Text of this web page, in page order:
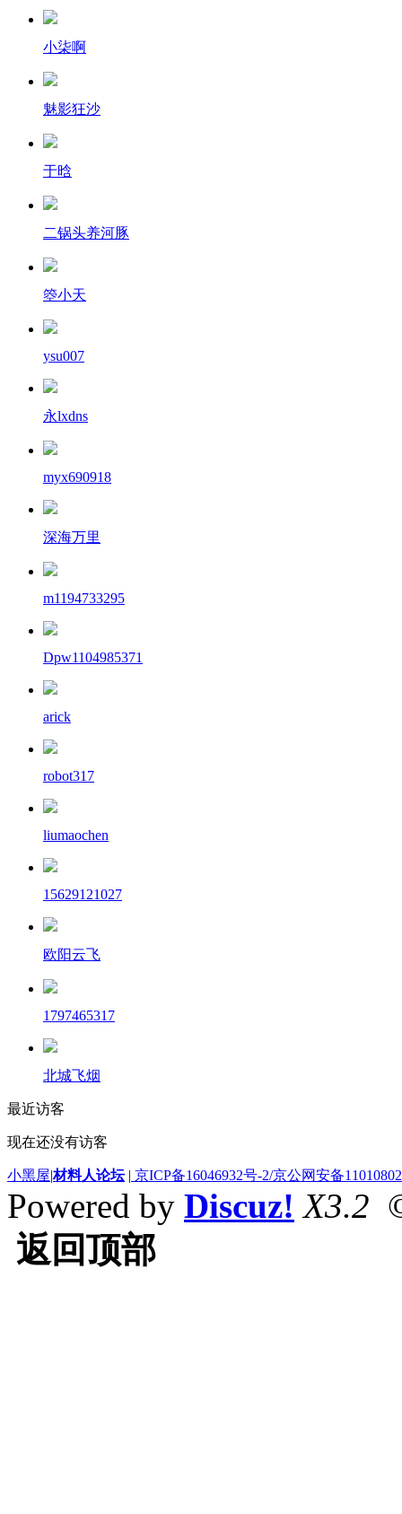
小柒啊
魅影狂沙
于晗
二锅头养河豚
箜小天
ysu007
永lxdns
myx690918
深海万里
m1194733295
Dpw1104985371
arick
robot317
liumaochen
15629121027
欧阳云飞
1797465317
北城飞烟
最近访客
现在还没有访客
小黑屋|材料人论坛 | 京ICP备16046932号-2/京公网安备
Powered by Discuz! X3.2
返回顶部